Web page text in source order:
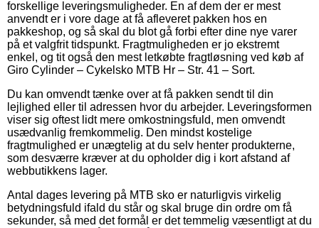
forskellige leveringsmuligheder. En af dem der er mest
anvendt er i vore dage at få afleveret pakken hos en
pakkeshop, og så skal du blot gå forbi efter dine nye varer
på et valgfrit tidspunkt. Fragtmuligheden er jo ekstremt
enkel, og tit også den mest letkøbte fragtløsning ved køb af
Giro Cylinder – Cykelsko MTB Hr – Str. 41 – Sort.
Du kan omvendt tænke over at få pakken sendt til din
lejlighed eller til adressen hvor du arbejder. Leveringsformen
viser sig oftest lidt mere omkostningsfuld, men omvendt
usædvanlig fremkommelig. Den mindst kostelige
fragtmulighed er unægtelig at du selv henter produkterne,
som desværre kræver at du opholder dig i kort afstand af
webbutikkens lager.
Antal dages levering på MTB sko er naturligvis virkelig
betydningsfuld ifald du står og skal bruge din ordre om få
sekunder, så med det formål er det temmelig væsentligt at du